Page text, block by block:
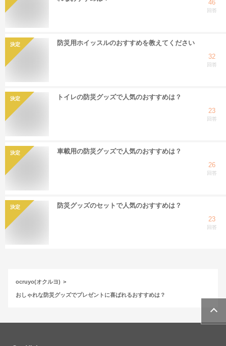
46
回答
決定
防災用ホイッスルのおすすめを教えてください
32
回答
決定
トイレの防災グッズで人気のおすすめは？
23
回答
決定
車載用の防災グッズで人気のおすすめは？
26
回答
決定
防災グッズのセットで人気のおすすめは？
23
回答
ocruyo(オクルヨ)
おしゃれな防災グッズでプレゼントに喜ばれるおすすめは？